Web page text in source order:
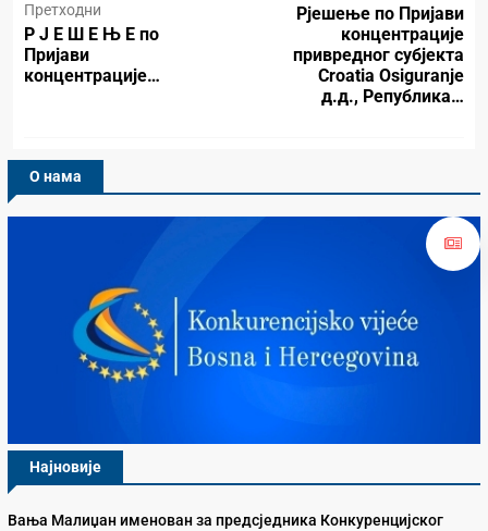
Претходни
Р Ј Е Ш Е Њ Е по
Пријави
концентрације…
Рјешење по Пријави
концентрације
привредног субјекта
Croatia Osiguranje
д.д., Република…
О нама
Најновије
Вања Малиџан именован за предсједника Конкуренцијског